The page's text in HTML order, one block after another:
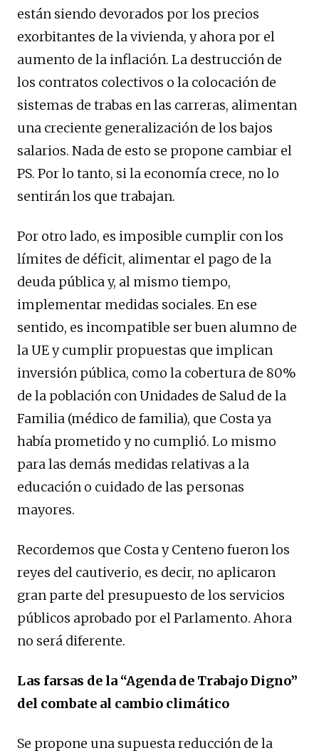
están siendo devorados por los precios
exorbitantes de la vivienda, y ahora por el
aumento de la inflación. La destrucción de
los contratos colectivos o la colocación de
sistemas de trabas en las carreras, alimentan
una creciente generalización de los bajos
salarios. Nada de esto se propone cambiar el
PS. Por lo tanto, si la economía crece, no lo
sentirán los que trabajan.
Por otro lado, es imposible cumplir con los
límites de déficit, alimentar el pago de la
deuda pública y, al mismo tiempo,
implementar medidas sociales. En ese
sentido, es incompatible ser buen alumno de
la UE y cumplir propuestas que implican
inversión pública, como la cobertura de 80%
de la población con Unidades de Salud de la
Familia (médico de familia), que Costa ya
había prometido y no cumplió. Lo mismo
para las demás medidas relativas a la
educación o cuidado de las personas
mayores.
Recordemos que Costa y Centeno fueron los
reyes del cautiverio, es decir, no aplicaron
gran parte del presupuesto de los servicios
públicos aprobado por el Parlamento. Ahora
no será diferente.
Las farsas de la “Agenda de Trabajo Digno”
del combate al cambio climático
Se propone una supuesta reducción de la